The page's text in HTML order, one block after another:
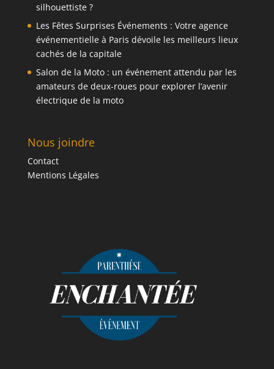
silhouettiste ?
Les Fêtes Surprises Événements : Votre agence
événementielle à Paris dévoile les meilleurs lieux
cachés de la capitale
Salon de la Moto : un événement attendu par les
amateurs de deux-roues pour explorer l’avenir
électrique de la moto
Nous joindre
Contact
Mentions Légales